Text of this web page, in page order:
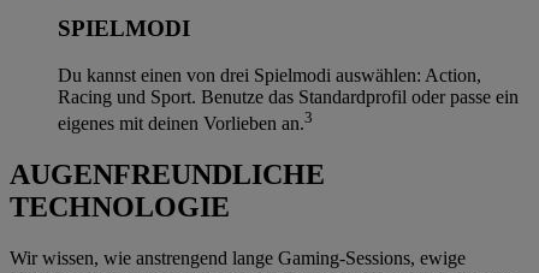
SPIELMODI
Du kannst einen von drei Spielmodi auswählen: Action,
Racing und Sport. Benutze das Standardprofil oder passe ein
eigenes mit deinen Vorlieben an.3
AUGENFREUNDLICHE
TECHNOLOGIE
Wir wissen, wie anstrengend lange Gaming-Sessions, ewige